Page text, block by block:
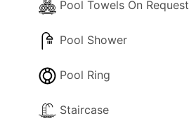
Pool Towels On Request
Pool Shower
Pool Ring
Staircase